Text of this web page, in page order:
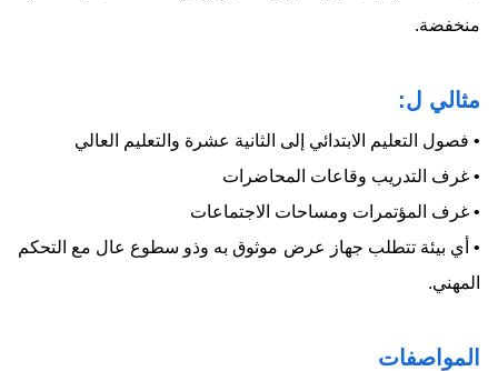
منخفضة.
مثالي ل:
• فصول التعليم الابتدائي إلى الثانية عشرة والتعليم العالي
• غرف التدريب وقاعات المحاضرات
• غرف المؤتمرات ومساحات الاجتماعات
• أي بيئة تتطلب جهاز عرض موثوق به وذو سطوع عال مع التحكم
المهني.
المواصفات